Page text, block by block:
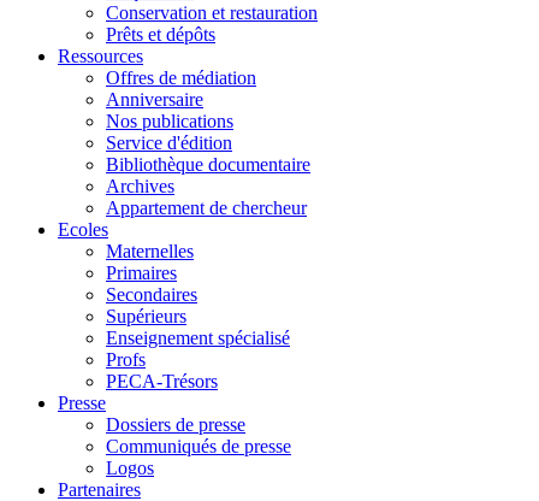
Conservation et restauration
Prêts et dépôts
Ressources
Offres de médiation
Anniversaire
Nos publications
Service d'édition
Bibliothèque documentaire
Archives
Appartement de chercheur
Ecoles
Maternelles
Primaires
Secondaires
Supérieurs
Enseignement spécialisé
Profs
PECA-Trésors
Presse
Dossiers de presse
Communiqués de presse
Logos
Partenaires